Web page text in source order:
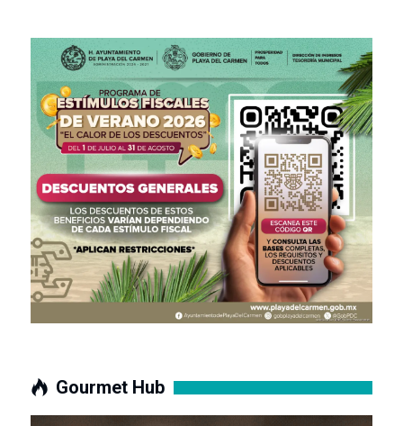
Gourmet Hub